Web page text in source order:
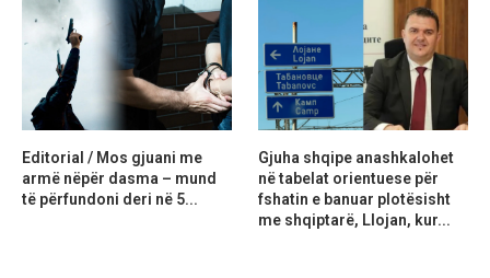
Editorial / Mos gjuani me
armë nëpër dasma – mund
të përfundoni deri në 5...
Gjuha shqipe anashkalohet
në tabelat orientuese për
fshatin e banuar plotësisht
me shqiptarë, Llojan, kur...